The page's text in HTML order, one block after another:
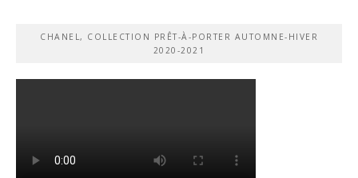
CHANEL, COLLECTION PRÊT-À-PORTER AUTOMNE-HIVER
2020-2021